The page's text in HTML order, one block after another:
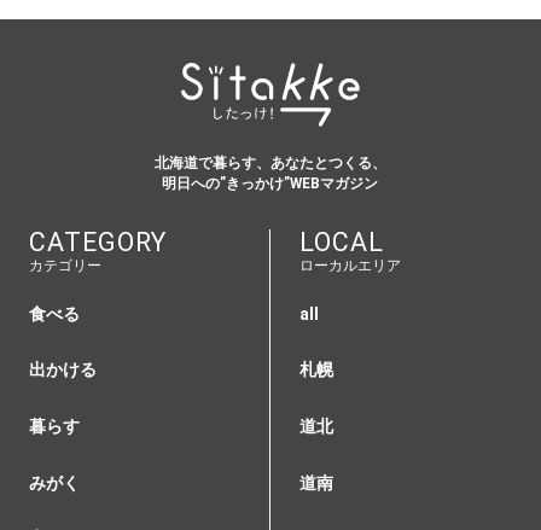
北海道で暮らす、あなたとつくる、
明日への”きっかけ”WEBマガジン
CATEGORY
カテゴリー
食べる
出かける
暮らす
みがく
LOCAL
ローカルエリア
all
札幌
道北
道南